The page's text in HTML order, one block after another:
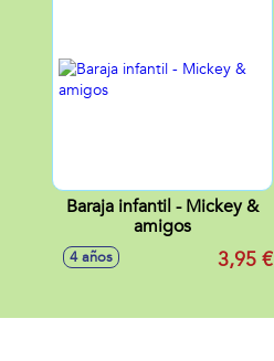
Baraja infantil - Mickey &
amigos
4 años 3,95 €